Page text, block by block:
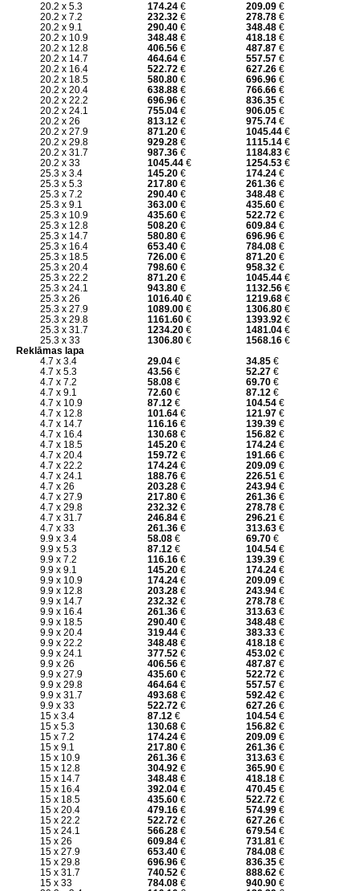
20.2 x 5.3
174.24€ 209.09€
20.2 x 7.2
232.32€ 278.78€
20.2 x 9.1
290.40€ 348.48€
20.2 x 10.9
348.48€ 418.18€
20.2 x 12.8
406.56€ 487.87€
20.2 x 14.7
464.64€ 557.57€
20.2 x 16.4
522.72€ 627.26€
20.2 x 18.5
580.80€ 696.96€
20.2 x 20.4
638.88€ 766.66€
20.2 x 22.2
696.96€ 836.35€
20.2 x 24.1
755.04€ 906.05€
20.2 x 26
813.12€ 975.74€
20.2 x 27.9
871.20€ 1045.44€
20.2 x 29.8
929.28€ 1115.14€
20.2 x 31.7
987.36€ 1184.83€
20.2 x 33
1045.44€ 1254.53€
25.3 x 3.4
145.20€ 174.24€
25.3 x 5.3
217.80€ 261.36€
25.3 x 7.2
290.40€ 348.48€
25.3 x 9.1
363.00€ 435.60€
25.3 x 10.9
435.60€ 522.72€
25.3 x 12.8
508.20€ 609.84€
25.3 x 14.7
580.80€ 696.96€
25.3 x 16.4
653.40€ 784.08€
25.3 x 18.5
726.00€ 871.20€
25.3 x 20.4
798.60€ 958.32€
25.3 x 22.2
871.20€ 1045.44€
25.3 x 24.1
943.80€ 1132.56€
25.3 x 26
1016.40€ 1219.68€
25.3 x 27.9
1089.00€ 1306.80€
25.3 x 29.8
1161.60€ 1393.92€
25.3 x 31.7
1234.20€ 1481.04€
25.3 x 33
1306.80€ 1568.16€
Reklāmas lapa
4.7 x 3.4
29.04€ 34.85€
4.7 x 5.3
43.56€ 52.27€
4.7 x 7.2
58.08€ 69.70€
4.7 x 9.1
72.60€ 87.12€
4.7 x 10.9
87.12€ 104.54€
4.7 x 12.8
101.64€ 121.97€
4.7 x 14.7
116.16€ 139.39€
4.7 x 16.4
130.68€ 156.82€
4.7 x 18.5
145.20€ 174.24€
4.7 x 20.4
159.72€ 191.66€
4.7 x 22.2
174.24€ 209.09€
4.7 x 24.1
188.76€ 226.51€
4.7 x 26
203.28€ 243.94€
4.7 x 27.9
217.80€ 261.36€
4.7 x 29.8
232.32€ 278.78€
4.7 x 31.7
246.84€ 296.21€
4.7 x 33
261.36€ 313.63€
9.9 x 3.4
58.08€ 69.70€
9.9 x 5.3
87.12€ 104.54€
9.9 x 7.2
116.16€ 139.39€
9.9 x 9.1
145.20€ 174.24€
9.9 x 10.9
174.24€ 209.09€
9.9 x 12.8
203.28€ 243.94€
9.9 x 14.7
232.32€ 278.78€
9.9 x 16.4
261.36€ 313.63€
9.9 x 18.5
290.40€ 348.48€
9.9 x 20.4
319.44€ 383.33€
9.9 x 22.2
348.48€ 418.18€
9.9 x 24.1
377.52€ 453.02€
9.9 x 26
406.56€ 487.87€
9.9 x 27.9
435.60€ 522.72€
9.9 x 29.8
464.64€ 557.57€
9.9 x 31.7
493.68€ 592.42€
9.9 x 33
522.72€ 627.26€
15 x 3.4
87.12€ 104.54€
15 x 5.3
130.68€ 156.82€
15 x 7.2
174.24€ 209.09€
15 x 9.1
217.80€ 261.36€
15 x 10.9
261.36€ 313.63€
15 x 12.8
304.92€ 365.90€
15 x 14.7
348.48€ 418.18€
15 x 16.4
392.04€ 470.45€
15 x 18.5
435.60€ 522.72€
15 x 20.4
479.16€ 574.99€
15 x 22.2
522.72€ 627.26€
15 x 24.1
566.28€ 679.54€
15 x 26
609.84€ 731.81€
15 x 27.9
653.40€ 784.08€
15 x 29.8
696.96€ 836.35€
15 x 31.7
740.52€ 888.62€
15 x 33
784.08€ 940.90€